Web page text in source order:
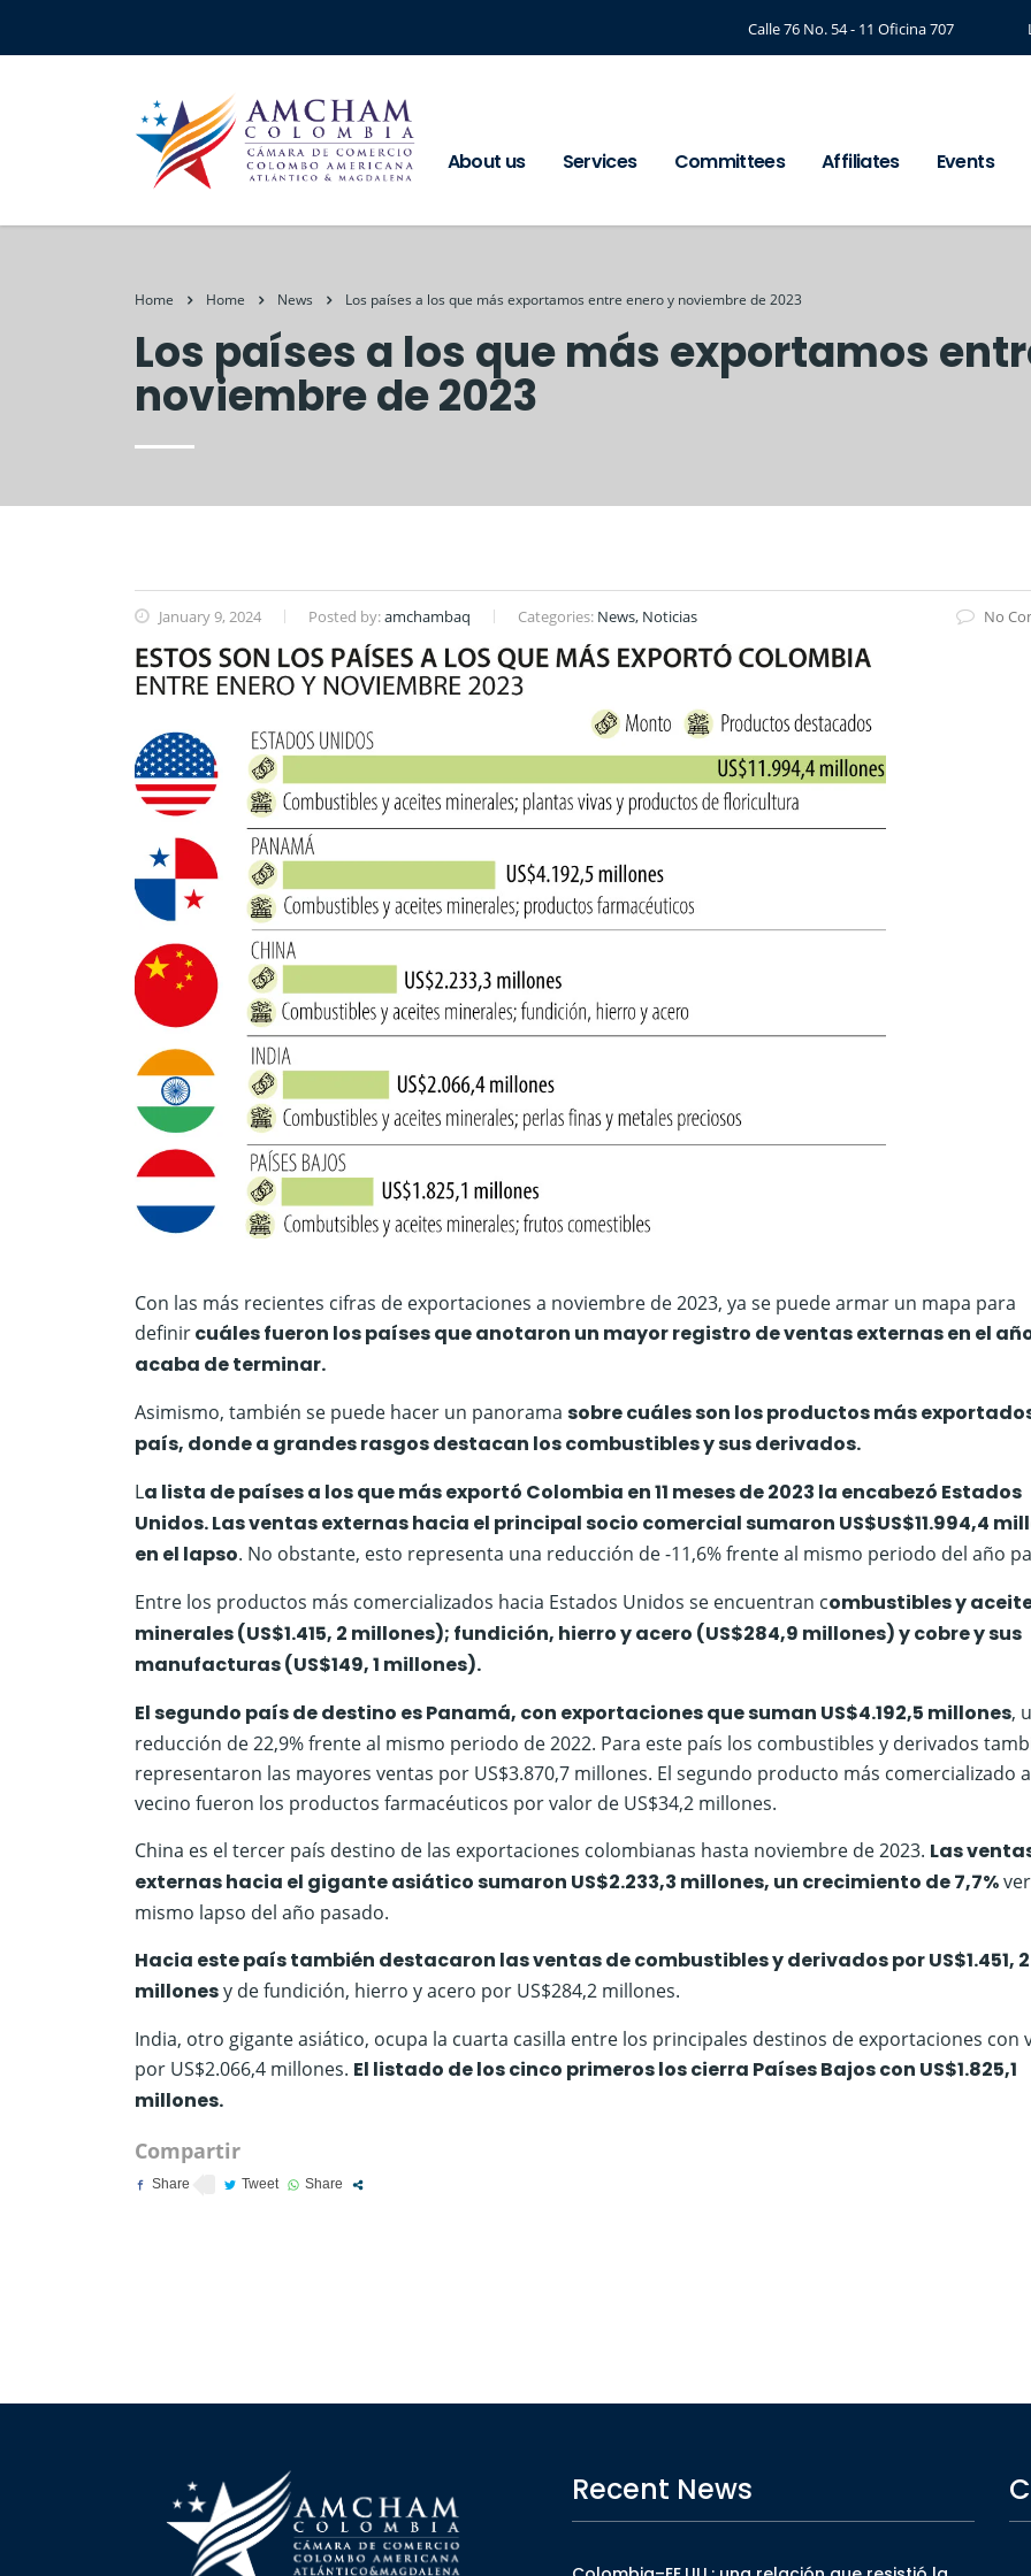
Calle 76 No. 54 - 11 Oficina 707
About us Services Committees Affiliates Events
Home Home News Los países a los que más exportamos entre enero y noviembre de 2023
Los países a los que más exportamos
noviembre de 2023
January 9, 2024 Posted by:amchambaq Categories: News, Noticias No
Con las más recientes cifras de exportaciones a noviembre de 2023, ya se puede armar un mapa para
definircuáles fueron los países que anotaron un mayor registro de ventas externas en el
acaba de terminar.
Asimismo, también se puede hacer un panorama sobre cuáles son los productos más
país, donde a grandes rasgos destacan los combustibles y sus derivados.
La lista de países a los que más exportó Colombia en 11 meses de 2023 la encabezó Estados
Unidos. Las ventas externas hacia el principal socio comercial sumaron US$US$11.994,4
en el lapso. No obstante, esto representa una reducción de -11,6% frente al mismo periodo del año
Entre los productos más comercializados hacia Estados Unidos se encuentran combustibles y
minerales (US$1.415, 2 millones); fundición, hierro y acero (US$284,9 millones) y cobre y sus
manufacturas (US$149, 1 millones).
El segundo país de destino es Panamá, con exportaciones que suman US$4.192,5 millones,
reducción de 22,9% frente al mismo periodo de 2022. Para este país los combustibles y derivados
representaron las mayores ventas por US$3.870,7 millones. El segundo producto más comercializado
vecino fueron los productos farmacéuticos por valor de US$34,2 millones.
China es el tercer país destino de las exportaciones colombianas hasta noviembre de 2023. Las
externas hacia el gigante asiático sumaron US$2.233,3 millones, un crecimiento de 7,7%
mismo lapso del año pasado.
Hacia este país también destacaron las ventas de combustibles y derivados por US$1.451, 2
millonesy de fundición, hierro y acero por US$284,2 millones.
India, otro gigante asiático, ocupa la cuarta casilla entre los principales destinos de exportaciones con
por US$2.066,4 millones. El listado de los cinco primeros los cierra Países Bajos con US$1.825,1
millones.
Compartir
Recent News